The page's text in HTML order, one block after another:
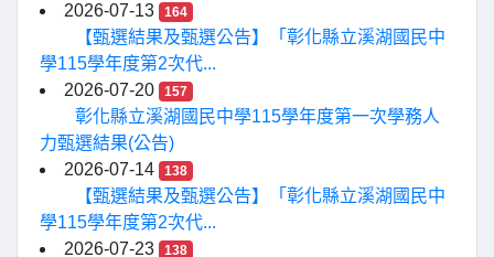
2026-07-13
164
【甄選結果及甄選公告】「彰化縣立溪湖國民中
學115學年度第2次代...
2026-07-20
157
彰化縣立溪湖國民中學115學年度第一次學務人
力甄選結果(公告)
2026-07-14
138
【甄選結果及甄選公告】「彰化縣立溪湖國民中
學115學年度第2次代...
2026-07-23
138